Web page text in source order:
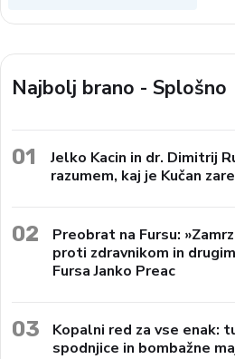
Najbolj brano - Splošno
01
Jelko Kacin in dr. Dimitrij
razumem, kaj je Kučan
02
Preobrat na Fursu:
proti zdravnikom in
Fursa Janko Preac
03
Kopalni red za vse enak:
spodnjice in bombažne